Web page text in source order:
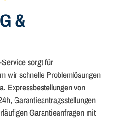
&
sorgt für
wir schnelle Problemlösungen
Expressbestellungen von
Garantieantragsstellungen
Garantieanfragen mit